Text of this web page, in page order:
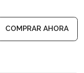
COMPRAR AHORA